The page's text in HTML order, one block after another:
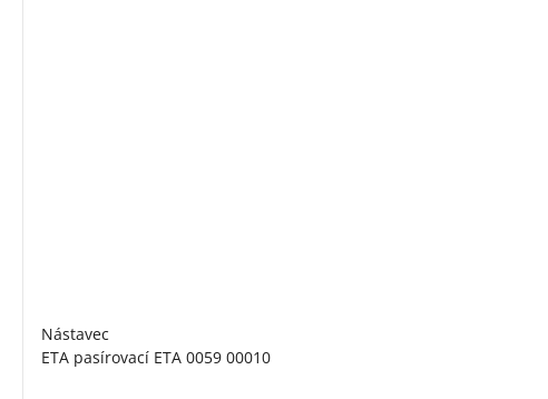
Nástavec
ETA pasírovací ETA 0059 00010